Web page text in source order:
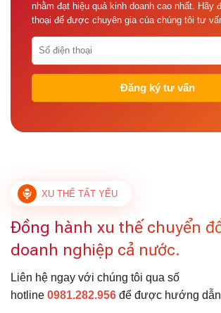
nhằm đạt hiệu quả kinh doanh cao nhất. Hãy
thoại để được chuyên gia của chúng tôi tư
XU THẾ TẤT YẾU
Đồng hành xu thế chuyển
doanh nghiệp cả nước.
Liên hệ ngay với chúng tôi qua số
hotline 0981.282.956 để được hướng